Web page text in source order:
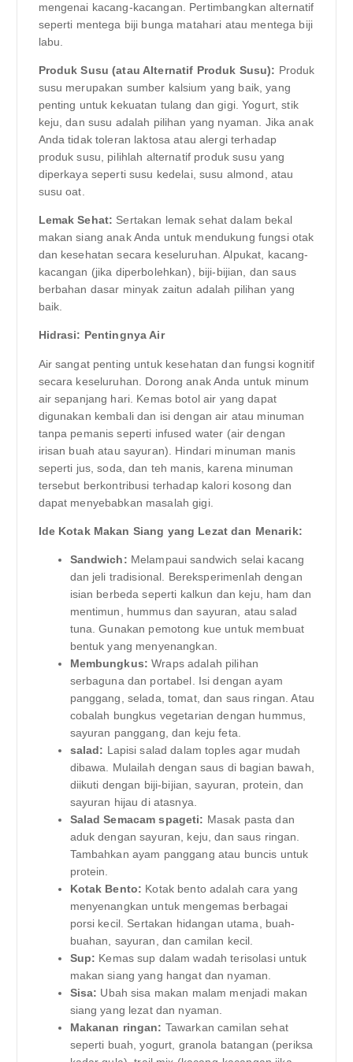
mengenai kacang-kacangan. Pertimbangkan alternatif
seperti mentega biji bunga matahari atau mentega biji
labu.
Produk Susu (atau Alternatif Produk Susu): Produk
susu merupakan sumber kalsium yang baik, yang
penting untuk kekuatan tulang dan gigi. Yogurt, stik
keju, dan susu adalah pilihan yang nyaman. Jika anak
Anda tidak toleran laktosa atau alergi terhadap
produk susu, pilihlah alternatif produk susu yang
diperkaya seperti susu kedelai, susu almond, atau
susu oat.
Lemak Sehat: Sertakan lemak sehat dalam bekal
makan siang anak Anda untuk mendukung fungsi otak
dan kesehatan secara keseluruhan. Alpukat, kacang-
kacangan (jika diperbolehkan), biji-bijian, dan saus
berbahan dasar minyak zaitun adalah pilihan yang
baik.
Hidrasi: Pentingnya Air
Air sangat penting untuk kesehatan dan fungsi kognitif
secara keseluruhan. Dorong anak Anda untuk minum
air sepanjang hari. Kemas botol air yang dapat
digunakan kembali dan isi dengan air atau minuman
tanpa pemanis seperti infused water (air dengan
irisan buah atau sayuran). Hindari minuman manis
seperti jus, soda, dan teh manis, karena minuman
tersebut berkontribusi terhadap kalori kosong dan
dapat menyebabkan masalah gigi.
Ide Kotak Makan Siang yang Lezat dan Menarik:
Sandwich: Melampaui sandwich selai kacang
dan jeli tradisional. Bereksperimenlah dengan
isian berbeda seperti kalkun dan keju, ham dan
mentimun, hummus dan sayuran, atau salad
tuna. Gunakan pemotong kue untuk membuat
bentuk yang menyenangkan.
Membungkus: Wraps adalah pilihan
serbaguna dan portabel. Isi dengan ayam
panggang, selada, tomat, dan saus ringan. Atau
cobalah bungkus vegetarian dengan hummus,
sayuran panggang, dan keju feta.
salad: Lapisi salad dalam toples agar mudah
dibawa. Mulailah dengan saus di bagian bawah,
diikuti dengan biji-bijian, sayuran, protein, dan
sayuran hijau di atasnya.
Salad Semacam spageti: Masak pasta dan
aduk dengan sayuran, keju, dan saus ringan.
Tambahkan ayam panggang atau buncis untuk
protein.
Kotak Bento: Kotak bento adalah cara yang
menyenangkan untuk mengemas berbagai
porsi kecil. Sertakan hidangan utama, buah-
buahan, sayuran, dan camilan kecil.
Sup: Kemas sup dalam wadah terisolasi untuk
makan siang yang hangat dan nyaman.
Sisa: Ubah sisa makan malam menjadi makan
siang yang lezat dan nyaman.
Makanan ringan: Tawarkan camilan sehat
seperti buah, yogurt, granola batangan (periksa